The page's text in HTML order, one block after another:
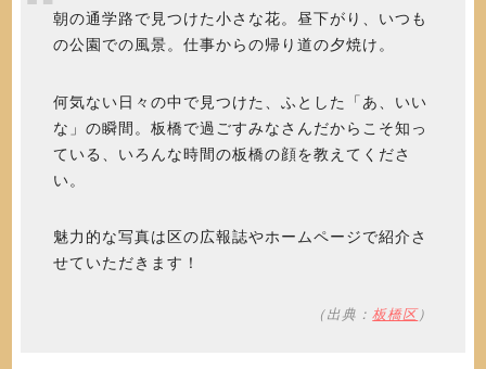
朝の通学路で見つけた小さな花。昼下がり、いつも
の公園での風景。仕事からの帰り道の夕焼け。
何気ない日々の中で見つけた、ふとした「あ、いい
な」の瞬間。板橋で過ごすみなさんだからこそ知っ
ている、いろんな時間の板橋の顔を教えてくださ
い。
魅力的な写真は区の広報誌やホームページで紹介さ
せていただきます！
（出典： 板橋区）